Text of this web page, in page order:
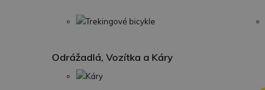
Trekingové bicykle
Odrážadlá, Vozítka a Káry
Káry